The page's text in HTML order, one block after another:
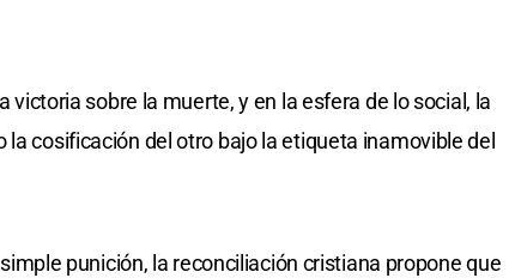
victoria sobre la muerte, y en la esfera de lo social, la
cosificación del otro bajo la etiqueta inamovible del
punición, la reconciliación cristiana propone que